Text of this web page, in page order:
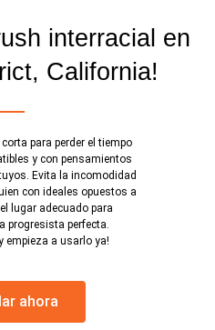
interracial en
California!
para perder el tiempo
y con pensamientos
Evita la incomodidad
con ideales opuestos a
lugar adecuado para
progresista perfecta.
empieza a usarlo ya!
ahora